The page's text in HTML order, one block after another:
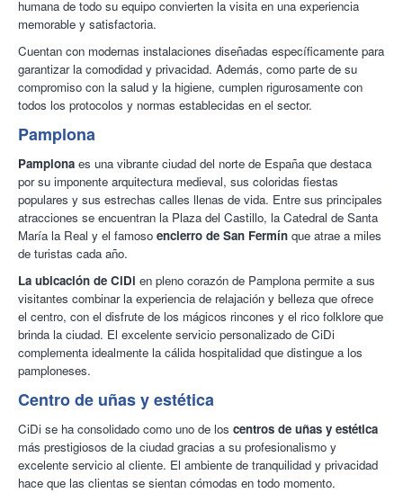
16/01/2024
humana de todo su equipo convierten la visita en una experiencia
memorable y satisfactoria.
Cuentan con modernas instalaciones diseñadas específicamente para
garantizar la comodidad y privacidad. Además, como parte de su
compromiso con la salud y la higiene, cumplen rigurosamente con
todos los protocolos y normas establecidas en el sector.
Pamplona
Pamplona es una vibrante ciudad del norte de España que destaca
por su imponente arquitectura medieval, sus coloridas fiestas
populares y sus estrechas calles llenas de vida. Entre sus principales
atracciones se encuentran la Plaza del Castillo, la Catedral de Santa
María la Real y el famoso encierro de San Fermín que atrae a miles
de turistas cada año.
La ubicación de CiDi en pleno corazón de Pamplona permite a sus
visitantes combinar la experiencia de relajación y belleza que ofrece
el centro, con el disfrute de los mágicos rincones y el rico folklore que
brinda la ciudad. El excelente servicio personalizado de CiDi
complementa idealmente la cálida hospitalidad que distingue a los
pamploneses.
Centro de uñas y estética
CiDi se ha consolidado como uno de los centros de uñas y estética
más prestigiosos de la ciudad gracias a su profesionalismo y
excelente servicio al cliente. El ambiente de tranquilidad y privacidad
hace que las clientas se sientan cómodas en todo momento.